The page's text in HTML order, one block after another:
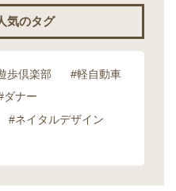
気のタグ
歩倶楽部
#軽自動車
ダナー
#ネイタルデザイン